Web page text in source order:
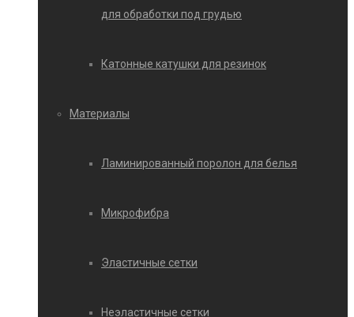
для обработки под грудью
Катонные катушки для резинок
Материалы
Ламинированный поролон для белья
Микрофибра
Эластичные сетки
Неэластичные сетки